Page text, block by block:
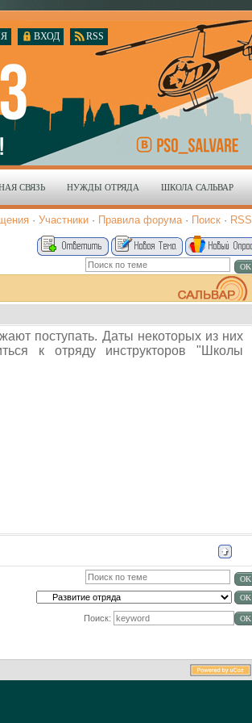
RSS
ВХОД
СВЯЗЬ НУЖДЫ ОТРЯДА ШКОЛА САЛЬВАР
· Участники · Правила форума· Поиск · RSS
поступать. Даты некоторых из них
к отряду инструкторов "Школы
Поиск: